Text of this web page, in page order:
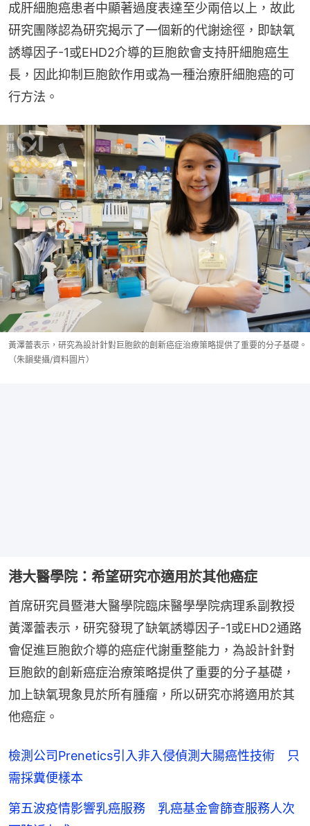
成肝細胞癌患者中顯著過度表達至少兩倍以上，故此
研究團隊認為研究揭示了一個新的代謝途徑，即缺氧
誘導因子-1或EHD2介導的巨胞飲會支持肝細胞癌生
長，因此抑制巨胞飲作用或為一種治療肝細胞癌的可
行方法。
黃澤蕾表示，研究為設計針對巨胞飲的創新癌症治療策略提供了重要的分子基礎。
（朱韻斐攝/資料圖片）
港大醫學院：希望研究亦適用於其他癌症
首席研究員暨港大醫學院臨床醫學學院病理系副教授
黃澤蕾表示，研究發現了缺氧誘導因子-1或EHD2通路
會促進巨胞飲介導的癌症代謝重整能力，為設計針對
巨胞飲的創新癌症治療策略提供了重要的分子基礎，
加上缺氧現象見於所有腫瘤，所以研究亦將適用於其
他癌症。
檢測公司Prenetics引入非入侵偵測大腸癌性技術 只
需採糞便樣本
第五波疫情影響乳癌服務 乳癌基金會篩查服務人次